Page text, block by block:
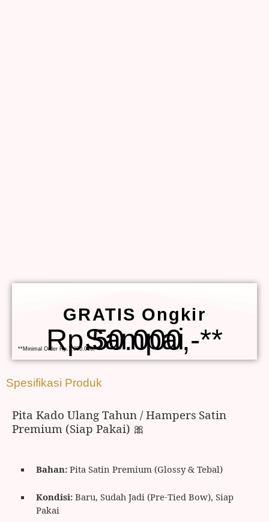
GRATIS Ongkir
Sampai Rp.50.000,-**
**Minimal Order Rp.1.000.000,-
Spesifikasi Produk
Pita Kado Ulang Tahun / Hampers Satin
Premium (Siap Pakai) 🎀
Bahan: Pita Satin Premium (Glossy & Tebal)
Kondisi: Baru, Sudah Jadi (Pre-Tied Bow), Siap
Pakai